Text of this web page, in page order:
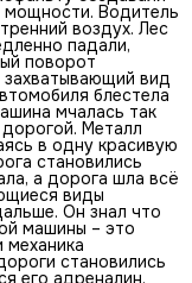
Водитель
воздух. Лес
падали,
поворот
вид
блестела
мчалась так
Металл
в одну красивую
становились
а дорога шла всё
виды
Он знал что
машины – это
механика
становились
его адреналин.